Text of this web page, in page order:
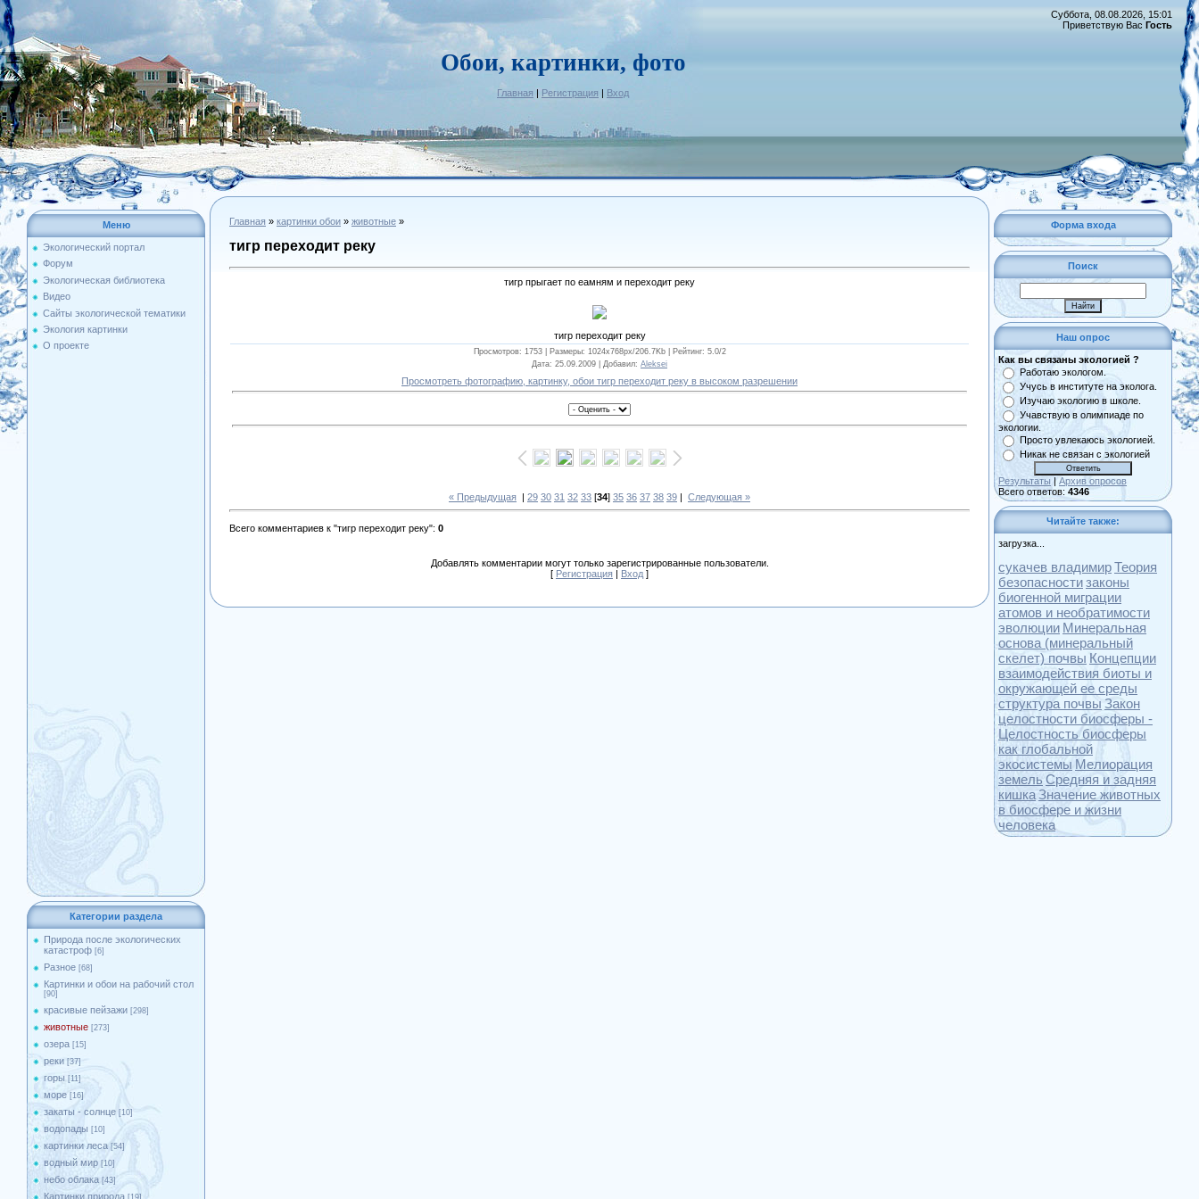
Обои, картинки, фото
Главная | Регистрация | Вход
Суббота, 08.08.2026, 15:01
Приветствую Вас Гость
Меню
Экологический портал
Форум
Экологическая библиотека
Видео
Сайты экологической тематики
Экология картинки
О проекте
Категории раздела
Природа после экологических
катастроф [6]
Разное [68]
Картинки и обои на рабочий стол
[90]
красивые пейзажи [298]
животные [273]
озера [15]
реки [37]
горы [11]
море [16]
закаты - солнце [10]
водопады [10]
картинки леса [54]
водный мир [10]
небо облака [43]
Картинки природа [19]
Главная » картинки обои » животные »
тигр переходит реку
тигр прыгает по еамням и переходит реку
тигр переходит реку
Просмотров: 1753 | Размеры: 1024x768px/206.7Kb | Рейтинг: 5.0/2
Дата: 25.09.2009 | Добавил: Aleksei
Просмотреть фотографию, картинку, обои тигр переходит реку в высоком разрешении
« Предыдущая | 29 30 31 32 33 [34] 35 36 37 38 39 | Следующая »
Всего комментариев к "тигр переходит реку": 0
Добавлять комментарии могут только зарегистрированные пользователи.
[ Регистрация | Вход ]
Форма входа
Поиск
Наш опрос
Как вы связаны экологией ?
Работаю экологом.
Учусь в институте на эколога.
Изучаю экологию в школе.
Учавствую в олимпиаде по
экологии.
Просто увлекаюсь экологией.
Никак не связан с экологией
Результаты | Архив опросов
Всего ответов: 4346
Читайте также:
загрузка...
сукачев владимирТеория
безопасностизаконы
биогенной миграции
атомов и необратимости
эволюции Минеральная
основа (минеральный
скелет) почвы Концепции
взаимодействия биоты и
окружающей ее среды
структура почвы Закон
целостности биосферы -
Целостность биосферы
как глобальной
экосистемы Мелиорация
земель Средняя и задняя
кишкаЗначение животных
в биосфере и жизни
человека